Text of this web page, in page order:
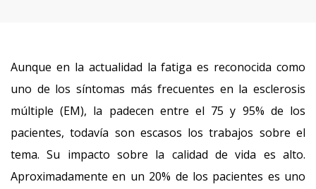
Aunque en la actualidad la fatiga es reconocida como
uno de los síntomas más frecuentes en la esclerosis
múltiple (EM), la padecen entre el 75 y 95% de los
pacientes, todavía son escasos los trabajos sobre el
tema. Su impacto sobre la calidad de vida es alto.
Aproximadamente en un 20% de los pacientes es uno